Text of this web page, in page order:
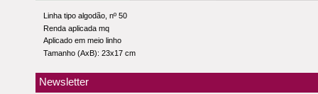
Linha tipo algodão, nº 50
Renda aplicada mq
Aplicado em meio linho
Tamanho (AxB): 23x17 cm
Newsletter